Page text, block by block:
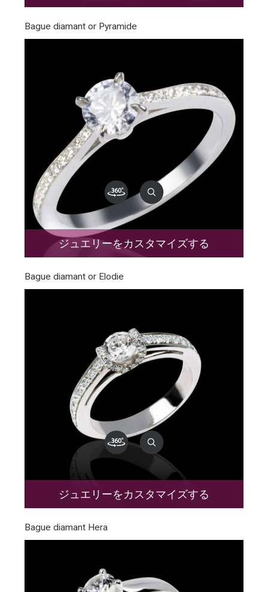
Bague diamant or Pyramide
ジュエリーをカスタマイズする
Bague diamant or Elodie
ジュエリーをカスタマイズする
Bague diamant Hera